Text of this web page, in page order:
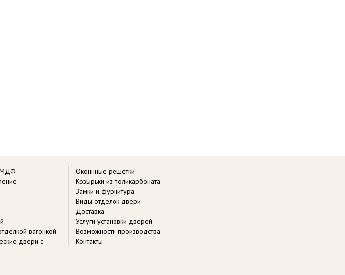
МДФ
вагонкой
двери с
Оконнные решетки
Козырьки из поликарбоната
Замки и фурнитура
Виды отделок двери
Доставка
Услуги установки дверей
Возможности производства
Контакты